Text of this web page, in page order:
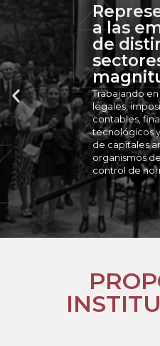
a las
de
Trabajando
legales,
contables,
tecnológicos
de capitales
organismos
control de